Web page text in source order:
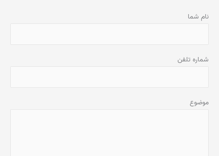
نام شما
شماره تلفن
موضوع